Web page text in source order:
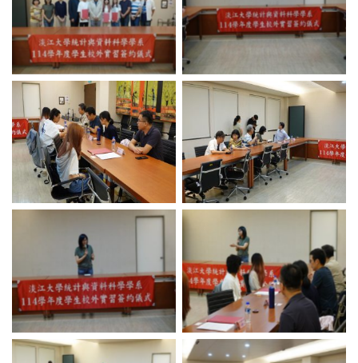
No Caption No Caption
No Caption No Caption
No Caption No Caption